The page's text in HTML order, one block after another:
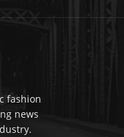
fashion
news